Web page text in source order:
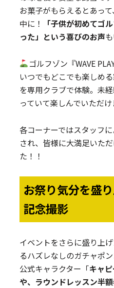
お菓子がもらえるとあっ
中に！
「子供が初めてゴ
った」という喜びのお声
ゴルフゾン『WAVE
いつでもどこでも楽しめ
を専用クラブで体験。未
っていて楽しんでいただ
各コーナーではスタッフ
され、皆様に大満足いた
た！！
お祭り気分を盛
記念撮影
イベントをさらに盛り上
るハズレなしのガチャポ
公式キャラクター「キャ
や、ラウンドレッスン半